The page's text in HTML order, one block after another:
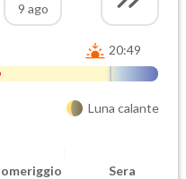
9 ago
20:49
Luna calante
Sera